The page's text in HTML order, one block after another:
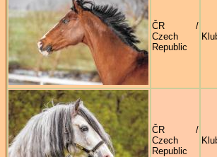
ČR /
Czech
Republic
ČR /
Czech
Republic